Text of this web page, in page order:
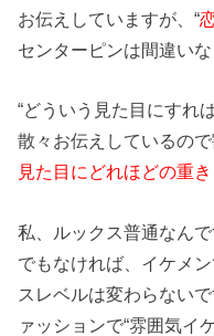
お伝えしていますが、“
センターピンは間違いな
“どういう見た目にすれ
散々お伝えしているの
見た目にどれほどの重
私、ルックス普通なん
でもなければ、イケメ
スレベルは変わらない
ァッションで“雰囲気イ